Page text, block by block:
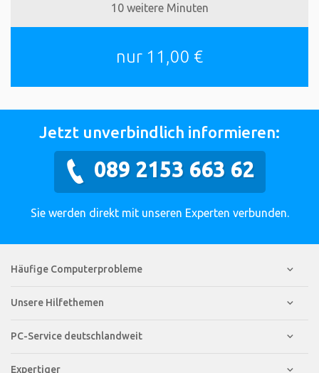
10 weitere Minuten
nur 11,00 €
Jetzt unverbindlich informieren:
089 2153 663 62
Sie werden direkt mit unseren Experten verbunden.
Häufige Computerprobleme
Unsere Hilfethemen
PC-Service deutschlandweit
Expertiger